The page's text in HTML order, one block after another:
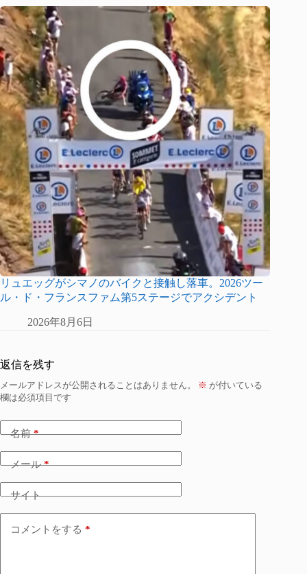
リュエッグがシマノのバイクと接触し落車。2026ツー
ル・ド・フランスファム第5ステージでアクシデント
2026年8月6日
返信を残す
メールアドレスが公開されることはありません。 ※ が付いている
欄は必須項目です
名前*
メール*
サイト
コメントをする *